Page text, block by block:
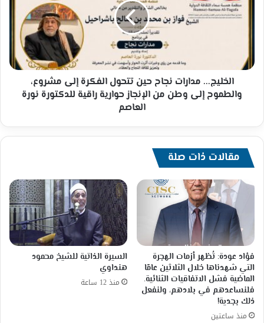
تتحول
إلى
مشروع،
والطموح
وطن
حوارية
للدكتورة
نورة
العاصم
الخليج... مدارات نجاح حين تتحول الفكرة إلى مشروع،
والطموح إلى وطن من الإنجاز حوارية راقية للدكتورة نورة
العاصم
مقالات ذات صلة
فؤاد عودة: تُظهر أزمات الهجرة
التي شهدناها خلال الثلاثين عامًا
الماضية فشل الاتفاقيات الثنائية.
فلنساعدهم في بلادهم، ولنفعل
ذلك بجدية!
منذ ساعتين
السيرة الذاتية للشيخ محمود
هنداوي
منذ 12 ساعة